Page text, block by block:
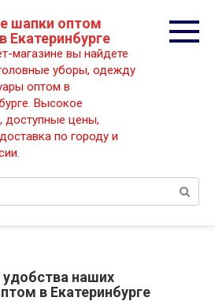
шапки оптом
Екатеринбурге
магазине вы найдете
уборы, одежду
оптом в
Высокое
доступные цены,
по городу и
наших
в Екатеринбурге